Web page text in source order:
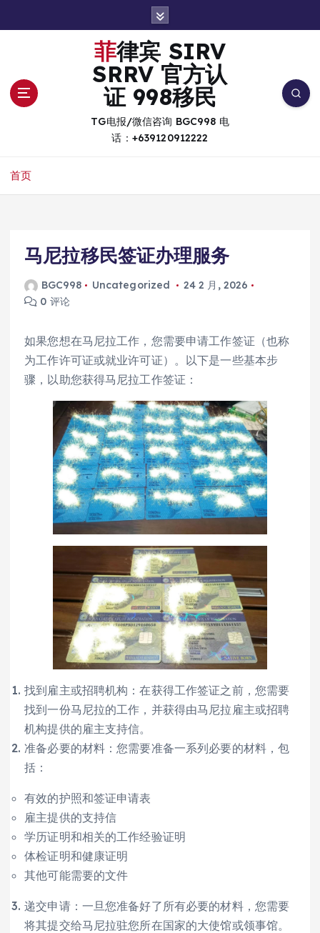
菲律宾 SIRV
SRRV 官方认
证 998移民
TG电报/微信咨询 BGC998 电
话：+639120912222
首页
马尼拉移民签证办理服务
BGC998 Uncategorized
24 2 月, 2026
0 评论
如果您想在马尼拉工作，您需要申请工作签证（也称
为工作许可证或就业许可证）。以下是一些基本步
骤，以助您获得马尼拉工作签证：
找到雇主或招聘机构：在获得工作签证之前，您需要
找到一份马尼拉的工作，并获得由马尼拉雇主或招聘
机构提供的雇主支持信。
准备必要的材料：您需要准备一系列必要的材料，包
括：
有效的护照和签证申请表
雇主提供的支持信
学历证明和相关的工作经验证明
体检证明和健康证明
其他可能需要的文件
递交申请：一旦您准备好了所有必要的材料，您需要
将其提交给马尼拉驻您所在国家的大使馆或领事馆。